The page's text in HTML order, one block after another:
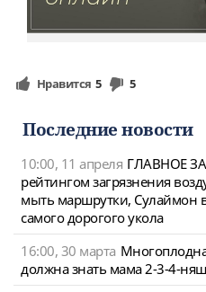
Нравится 5 5
Последние новости
10:00, 11 апреля ГЛАВНОЕ ЗА
рейтингом загрязнения
мыть маршрутки, Сулаймон
самого дорогого укола
16:00, 30 марта
должна знать мама 2-3-4-